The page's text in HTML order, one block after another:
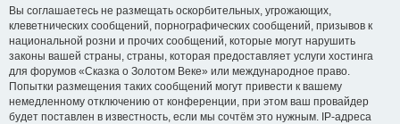
Вы соглашаетесь не размещать оскорбительных, угрожающих,
клеветнических сообщений, порнографических сообщений, призывов к
национальной розни и прочих сообщений, которые могут нарушить
законы вашей страны, страны, которая предоставляет услуги хостинга
для форумов «Сказка о Золотом Веке» или международное право.
Попытки размещения таких сообщений могут привести к вашему
немедленному отключению от конференции, при этом ваш провайдер
будет поставлен в известность, если мы сочтём это нужным. IP-адреса